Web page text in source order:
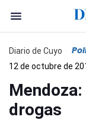
Diario de Cuyo
12 de octubre de
drogas